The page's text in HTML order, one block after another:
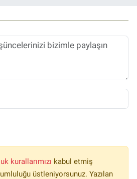
kurallarımızı kabul etmiş
üstleniyorsunuz. Yazılan